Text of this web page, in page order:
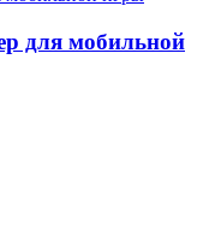
для мобильной